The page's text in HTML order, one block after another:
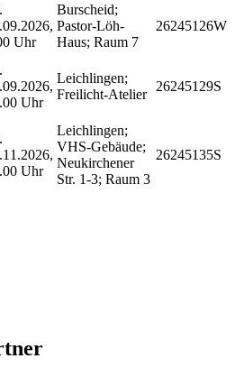
Uhr
Burscheid;
Pastor-Löh-
Haus; Raum 7
26245126W
Uhr
Leichlingen;
Freilicht-Atelier
26245129S
Uhr
Leichlingen;
VHS-Gebäude;
Neukirchener
Str. 1-3; Raum 3
26245135S